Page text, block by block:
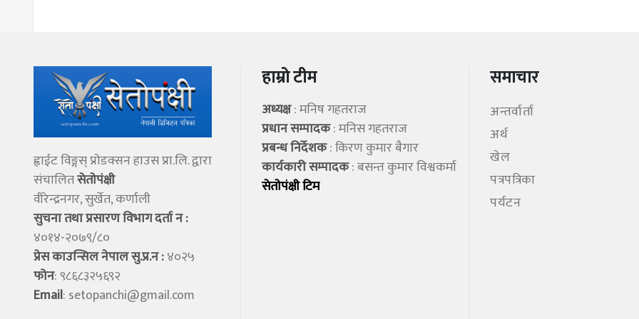
ह्वाईट विङ्गस् प्राेडक्सन हाउस प्रा.लि. द्वारा
संचालितसेताेपंक्षी
वीरेन्द्रनगर, सुर्खेत, कर्णाली
सुचना तथा प्रसारण विभाग दर्ता न :
४०१४-२०७९/८०
प्रेस काउन्सिल नेपाल सु.प्र.न :४०२५
फोन: ९८६८३२५६९२
Email: setopanchi@gmail.com
हाम्रो टीम
अध्यक्ष: मनिष गहतराज
प्रधान सम्पादक: मनिस गहतराज
प्रबन्ध निर्देशक: किरण कुमार बैगार
कार्यकारी सम्पादक: बसन्त कुमार विश्वकर्मा
सेताेपंक्षी टिम
समाचार
अन्तर्वार्ता
अर्थ
खेल
पत्रपत्रिका
पर्यटन